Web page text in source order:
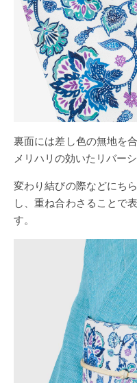
裏面には差し色の無地を
メリハリの効いたリバー
変わり結びの際などにち
し、重ね合わさることで
す。